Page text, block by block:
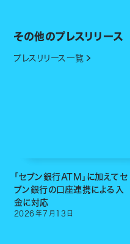
その他のプレスリリース
プレスリリース一覧
「セブン銀行ATM」に加えてセ
ブン銀行の口座連携による入
金に対応
2026年 7 月 13 日